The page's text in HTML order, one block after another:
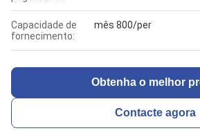
Capacidade de
fornecimento:
mês 800/per
Obtenha o melhor
Contacte agora